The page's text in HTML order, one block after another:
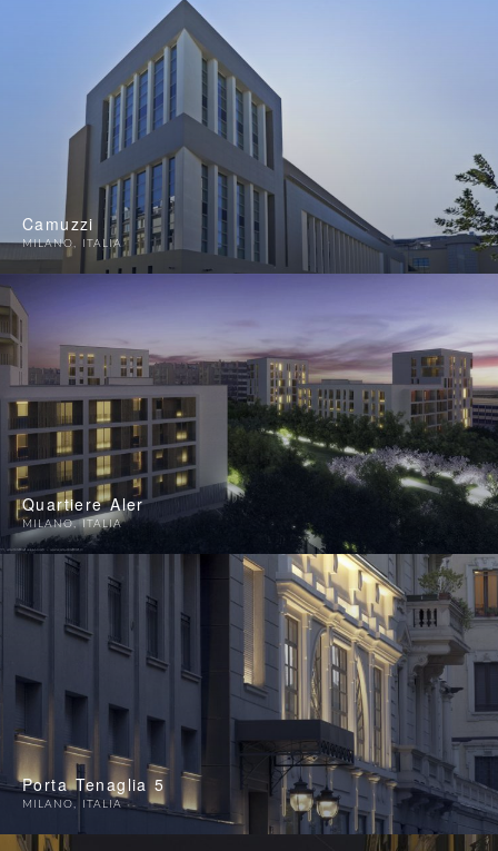
Camuzzi
MILANO, ITALIA
Quartiere Aler
MILANO,ITALIA
Porta Tenaglia 5
MILANO, ITALIA